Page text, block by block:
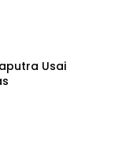
Usai